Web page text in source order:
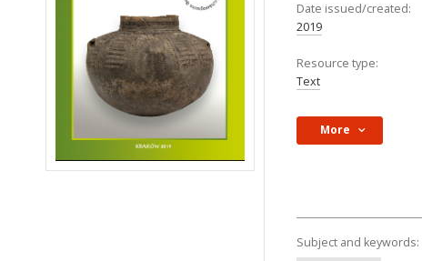
Date issued/created:
2019
Resource type:
Text
More
Subject and keywords: